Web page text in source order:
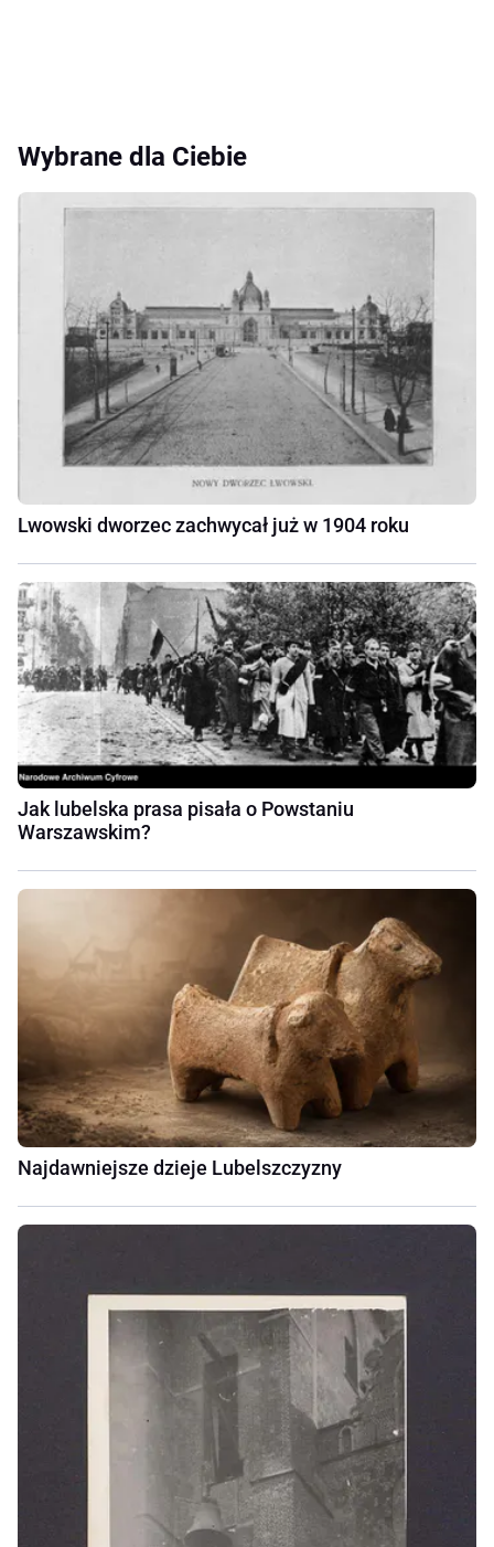
Wybrane dla Ciebie
Lwowski dworzec zachwycał już w 1904 roku
Jak lubelska prasa pisała o Powstaniu
Warszawskim?
Najdawniejsze dzieje Lubelszczyzny